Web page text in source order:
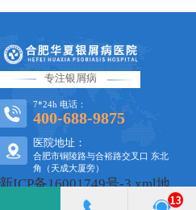
专注银屑病
7*24h 电话：
400-688-9875
医院地址：
合肥市铜陵路与合裕路交叉口 东北
角（天成大厦旁）
新ICP备16001749号-3 xml地
图